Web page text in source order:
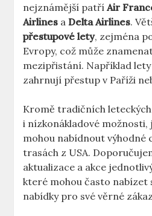
nejznámější patříAir
Airlines aDelta Airlines.
přestupové lety, zejména
Evropy, což může
mezipřistání. Například lety
zahrnují přestup v Paříži
Kromě tradičních
i nízkonákladové
mohou nabídnout výhodné
trasách z USA.
aktualizace a akce
které mohou často nabízet
nabídky pro své věrné